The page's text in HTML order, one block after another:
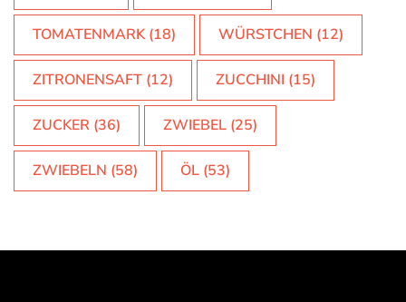
TOMATENMARK(18) WÜRSTCHEN (12)
ZITRONENSAFT (12) ZUCCHINI (15)
ZUCKER (36) ZWIEBEL (25)
ZWIEBELN (58) ÖL (53)